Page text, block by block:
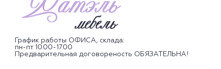
График работы ОФИСА, склада:
пн-пт 10.00-17.00
Предварительная договореность ОБЯЗАТЕЛЬНА!